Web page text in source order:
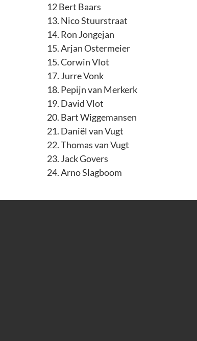
12 Bert Baars
13. Nico Stuurstraat
14. Ron Jongejan
15. Arjan Ostermeier
15. Corwin Vlot
17. Jurre Vonk
18. Pepijn van Merkerk
19. David Vlot
20. Bart Wiggemansen
21. Daniël van Vugt
22. Thomas van Vugt
23. Jack Govers
24. Arno Slagboom